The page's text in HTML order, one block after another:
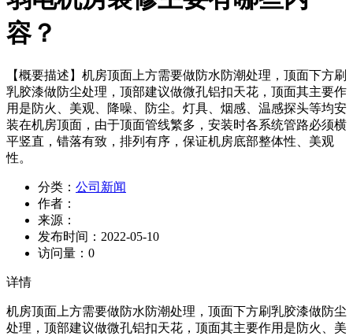
容？
【概要描述】 机房顶面上方需要做防水防潮处理，顶面下方刷
乳胶漆做防尘处理，顶部建议做微孔铝扣天花，顶面其主要作
用是防火、美观、降噪、防尘。灯具、烟感、温感探头等均安
装在机房顶面，由于顶面管线繁多，安装时各系统管路必须横
平竖直，错落有致，排列有序，保证机房底部整体性、美观
性。
分类： 公司新闻
作者：
来源：
发布时间： 2022-05-10
访问量： 0
详情
机房顶面上方需要做防水防潮处理，顶面下方刷乳胶漆做防尘
处理，顶部建议做微孔铝扣天花，顶面其主要作用是防火、美